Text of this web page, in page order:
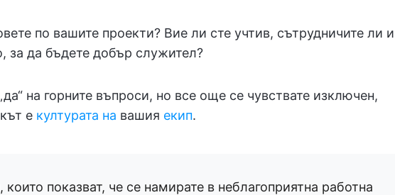
по вашите проекти? Вие ли сте учтив, сътрудничите ли и
за да бъдете добър служител?
на горните въпроси, но все още се чувствате изключен,
е културата на вашия екип.
показват, че се намирате в неблагоприятна работна